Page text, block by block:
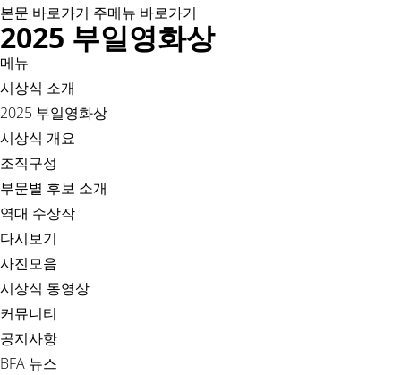
본문 바로가기 주메뉴 바로가기
2025 부일영화상
메뉴
시상식 소개
2025 부일영화상
시상식 개요
조직구성
부문별 후보 소개
역대 수상작
다시보기
사진모음
시상식 동영상
커뮤니티
공지사항
BFA 뉴스